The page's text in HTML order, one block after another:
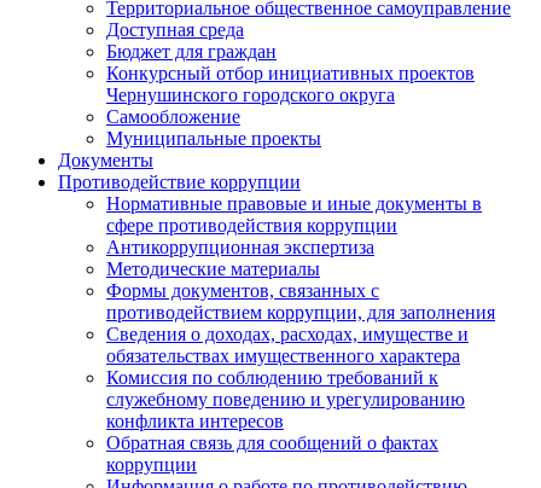
Территориальное общественное самоуправление
Доступная среда
Бюджет для граждан
Конкурсный отбор инициативных проектов
Чернушинского городского округа
Самообложение
Муниципальные проекты
Документы
Противодействие коррупции
Нормативные правовые и иные документы в
сфере противодействия коррупции
Антикоррупционная экспертиза
Методические материалы
Формы документов, связанных с
противодействием коррупции, для заполнения
Сведения о доходах, расходах, имуществе и
обязательствах имущественного характера
Комиссия по соблюдению требований к
служебному поведению и урегулированию
конфликта интересов
Обратная связь для сообщений о фактах
коррупции